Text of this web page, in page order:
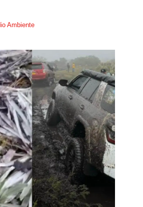
Ambiente